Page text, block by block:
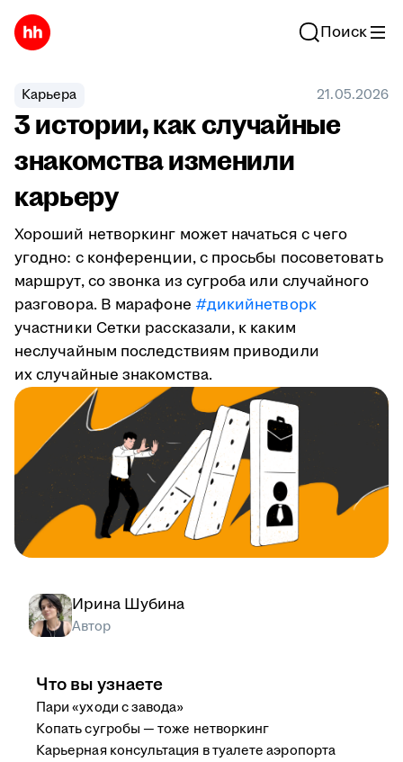
Поиск
Карьера 21.05.2026
3 истории, как случайные
знакомства изменили
карьеру
Хороший нетворкинг может начаться с чего
угодно: с конференции, с просьбы посоветовать
маршрут, со звонка из сугроба или случайного
разговора. В марафоне #дикийнетворк
участники Сетки рассказали, к каким
неслучайным последствиям приводили
их случайные знакомства.
Ирина Шубина
Автор
Что вы узнаете
Пари «уходи с завода»
Копать сугробы — тоже нетворкинг
Карьерная консультация в туалете аэропорта